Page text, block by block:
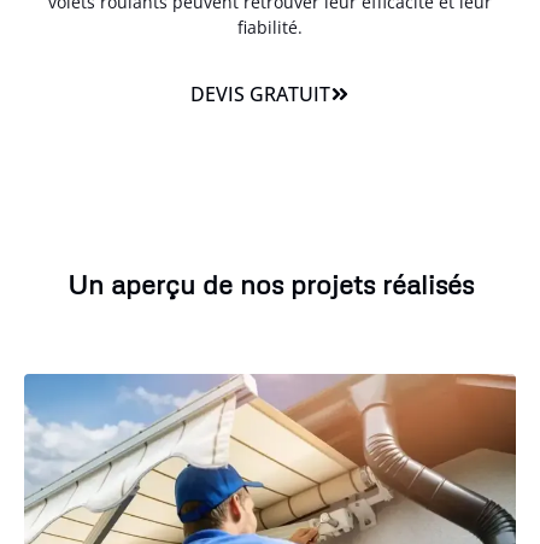
fiabilité.
DEVIS GRATUIT
Un aperçu de nos projets réalisés